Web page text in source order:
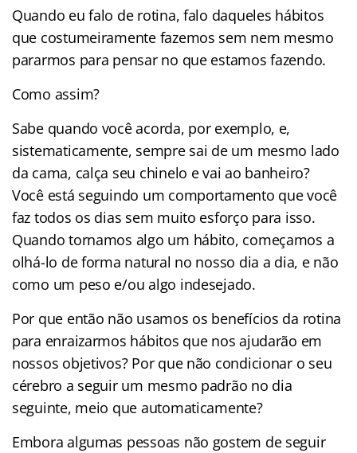
Quando eu falo de rotina, falo daqueles hábitos
que costumeiramente fazemos sem nem mesmo
pararmos para pensar no que estamos fazendo.
Como assim?
Sabe quando você acorda, por exemplo, e,
sistematicamente, sempre sai de um mesmo lado
da cama, calça seu chinelo e vai ao banheiro?
Você está seguindo um comportamento que você
faz todos os dias sem muito esforço para isso.
Quando tornamos algo um hábito, começamos a
olhá-lo de forma natural no nosso dia a dia, e não
como um peso e/ou algo indesejado.
Por que então não usamos os benefícios da rotina
para enraizarmos hábitos que nos ajudarão em
nossos objetivos? Por que não condicionar o seu
cérebro a seguir um mesmo padrão no dia
seguinte, meio que automaticamente?
Embora algumas pessoas não gostem de seguir